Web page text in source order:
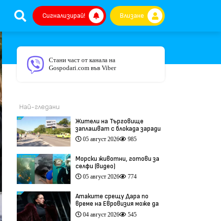
Сигнализирай! Влизане
Стани част от канала на
Gospodari.com във Viber
Най-гледани
Жители на Търговище
заплашват с блокада заради
опасен участък на пътя
София–Варна (видео)
05 август 2026 985
Морски животни, готови за
селфи (видео)
05 август 2026 774
Атаките срещу Дара по
време на Евровизия може да
са били част от
координирана
04 август 2026 545